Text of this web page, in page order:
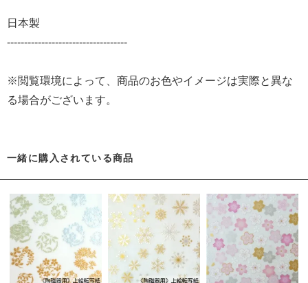
日本製
-----------------------------------
※閲覧環境によって、商品のお色やイメージは実際と異な
る場合がございます。
一緒に購入されている商品